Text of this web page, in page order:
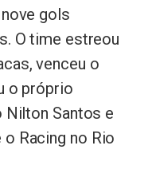
gols
O time estreou
venceu o
o próprio
Nilton Santos e
Racing no Rio